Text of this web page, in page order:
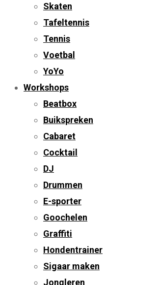
Skaten
Tafeltennis
Tennis
Voetbal
YoYo
Workshops
Beatbox
Buikspreken
Cabaret
Cocktail
DJ
Drummen
E-sporter
Goochelen
Graffiti
Hondentrainer
Sigaar maken
Jongleren